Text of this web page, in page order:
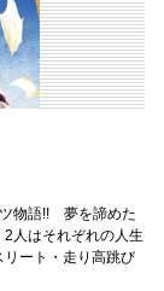
物語!! 夢を諦めた
人はそれぞれの人生
ート・走り高跳び